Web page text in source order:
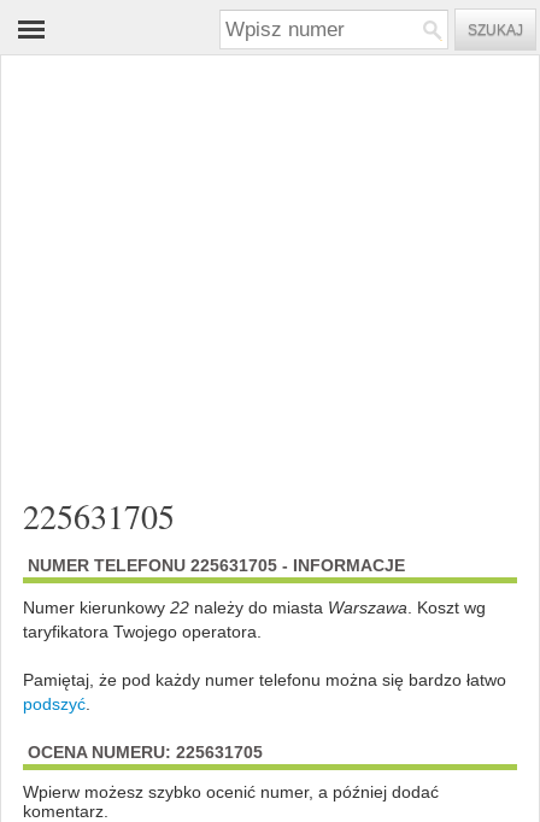
225631705
NUMER TELEFONU 225631705 - INFORMACJE
Numer kierunkowy 22należy do miasta Warszawa . Koszt wg
taryfikatora Twojego operatora.
Pamiętaj, że pod każdy numer telefonu można się bardzo łatwo
podszyć.
OCENA NUMERU: 225631705
Wpierw możesz szybko ocenić numer, a później dodać
komentarz.